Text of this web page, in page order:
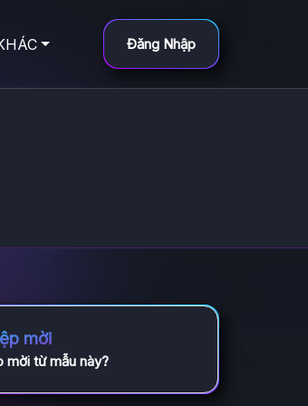
Đăng Nhập
mời
mời từ mẫu này?